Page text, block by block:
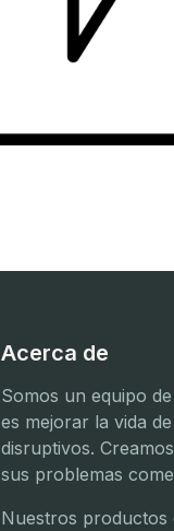
Acerca de
Somos un equipo
es mejorar la vida
disruptivos.
sus problemas
Nuestros productos